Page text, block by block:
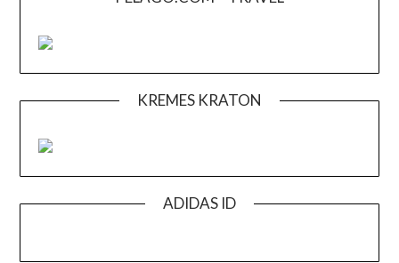
KREMES KRATON
ADIDAS ID